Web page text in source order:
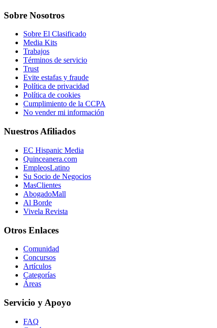
Sobre Nosotros
Sobre El Clasificado
Media Kits
Trabajos
Términos de servicio
Trust
Evite estafas y fraude
Política de privacidad
Política de cookies
Cumplimiento de la CCPA
No vender mi información
Nuestros Afiliados
EC Hispanic Media
Quinceanera.com
EmpleosLatino
Su Socio de Negocios
MasClientes
AbogadoMall
Al Borde
Vivela Revista
Otros Enlaces
Comunidad
Concursos
Artículos
Categorías
Áreas
Servicio y Apoyo
FAQ